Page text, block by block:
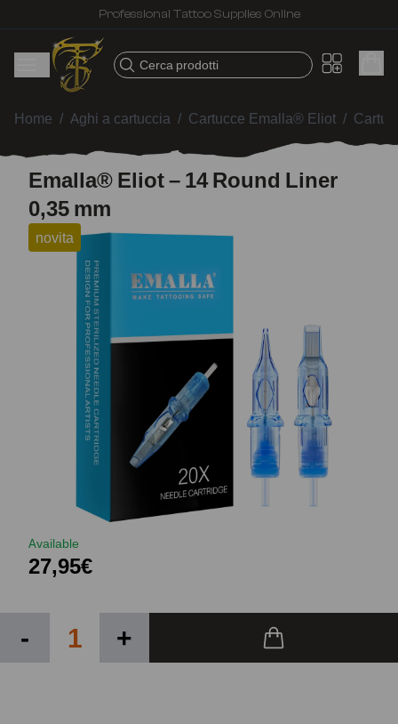
Fast shipping – Products selected for tattoo artists
Cerca prodotti
Home / Aghi a cartuccia / Cartucce Emalla® Eliot /
Emalla® Eliot – 14 Round Liner
0,35 mm
novita
Available
27,95€
- +